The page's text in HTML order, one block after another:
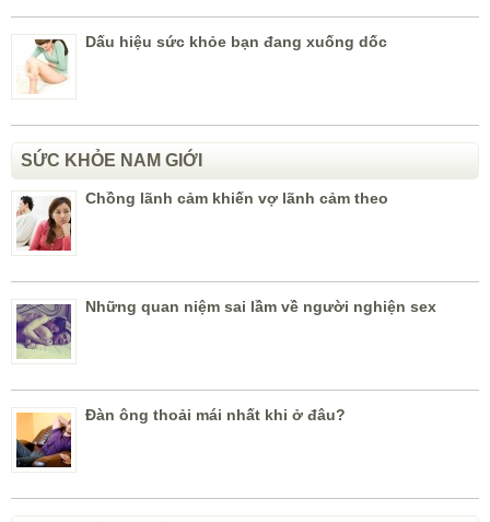
Dấu hiệu sức khỏe bạn đang xuống dốc
SỨC KHỎE NAM GIỚI
Chồng lãnh cảm khiến vợ lãnh cảm theo
Những quan niệm sai lầm về người nghiện sex
Đàn ông thoải mái nhất khi ở đâu?